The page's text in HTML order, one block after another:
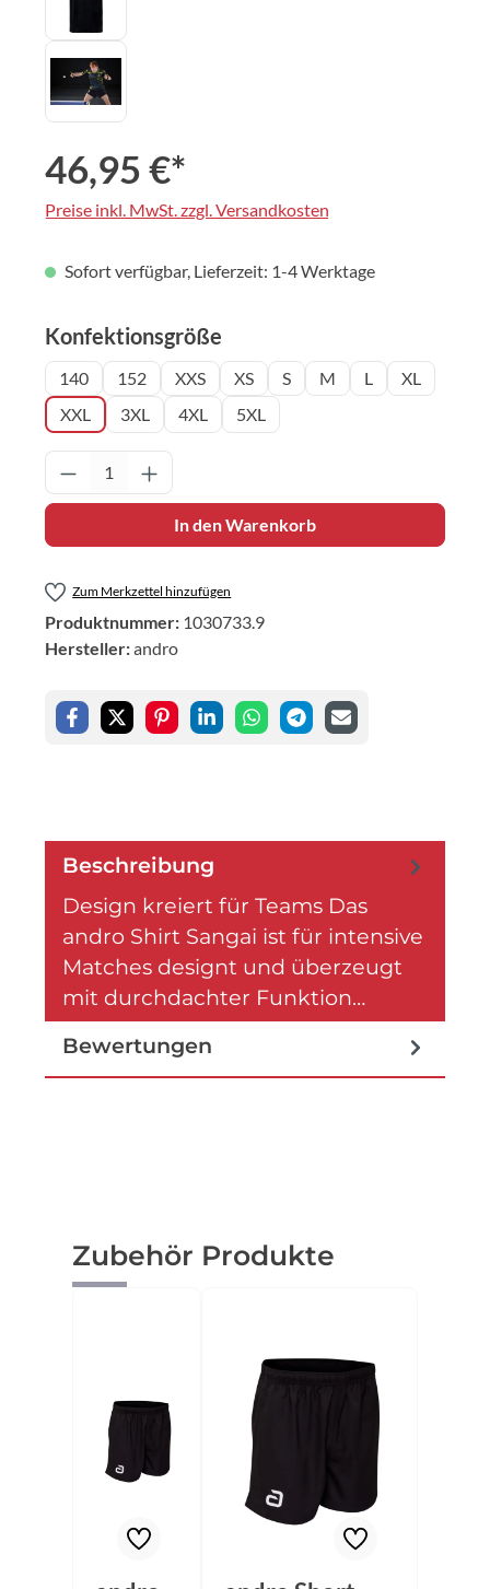
46,95 €*
Preise inkl. MwSt. zzgl. Versandkosten
Sofort verfügbar, Lieferzeit: 1-4 Werktage
Konfektionsgröße
140 152 XXS XS S M L
XL
XXL
3XL 4XL 5XL
Produkt Anzahl: Gib den gewünschten
In den Warenkorb
Zum Merkzettel hinzufügen
Produktnummer: 1030733.9
Hersteller:andro
Beschreibung
Design kreiert für Teams Das
andro Shirt Sangai ist für intensive
Matches designt und überzeugt
mit durchdachter Funktion…
Bewertungen
Produktgalerie überspringen
Zubehör Produkte